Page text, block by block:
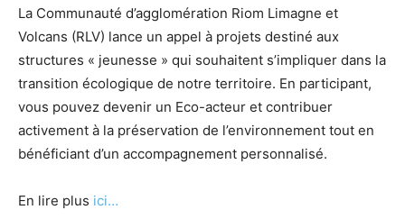
La Communauté d’agglomération Riom Limagne et
Volcans (RLV) lance un appel à projets destiné aux
structures « jeunesse » qui souhaitent s’impliquer dans la
transition écologique de notre territoire. En participant,
vous pouvez devenir un Eco-acteur et contribuer
activement à la préservation de l’environnement tout en
bénéficiant d’un accompagnement personnalisé.
En lire plus ici…